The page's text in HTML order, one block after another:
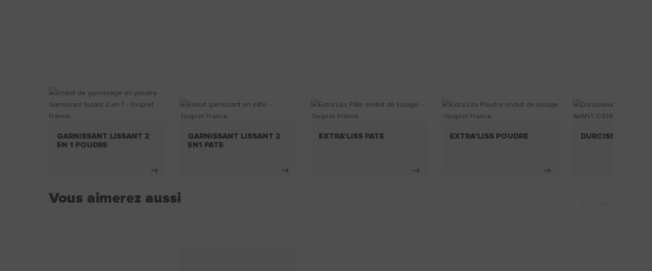
GARNISSANT LISSANT 2
EN 1 POUDRE
GARNISSANT LISSANT 2
EN1 PATE
EXTRA'LISS PATE EXTRA'LISS POUDRE DURCISSEUR MUR
Vous aimerez aussi